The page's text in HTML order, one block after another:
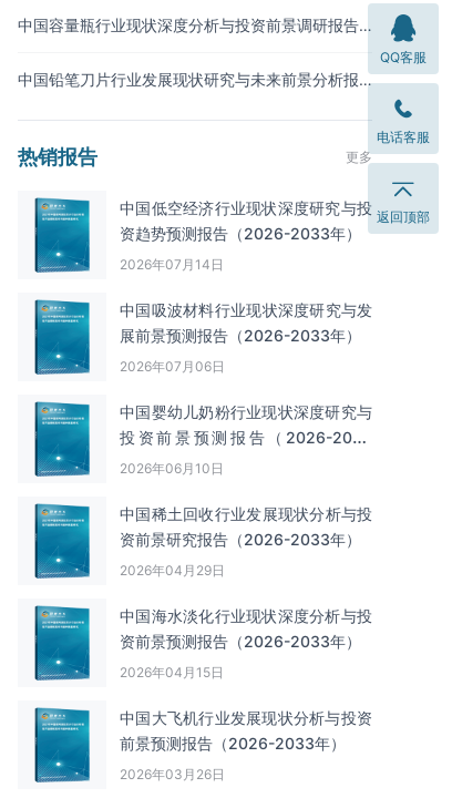
中国容量瓶行业现状深度分析与投资前景调研报告
中国铅笔刀片行业发展现状研究与未来前景分析报
热销报告 更多
中国低空经济行业现状深度研究与投
资趋势预测报告（2026-2033年）
2026年07月14日
中国吸波材料‌‌‌行业现状深度研究与发
展前景预测报告（2026-2033年）
2026年07月06日
中国婴幼儿奶粉行业现状深度研究与
投资前景预测报告（2026-2033
年）
2026年06月10日
中国‌‌稀土回收‌‌行业发展现状分析与投
资前景研究报告（2026-2033年）
2026年04月29日
中国海水淡化行业现状深度分析与投
资前景预测报告（2026-2033年）
2026年04月15日
中国大飞机行业发展现状分析与投资
前景预测报告（2026-2033年）
2026年03月26日
QQ客服
电话客服
返回顶部